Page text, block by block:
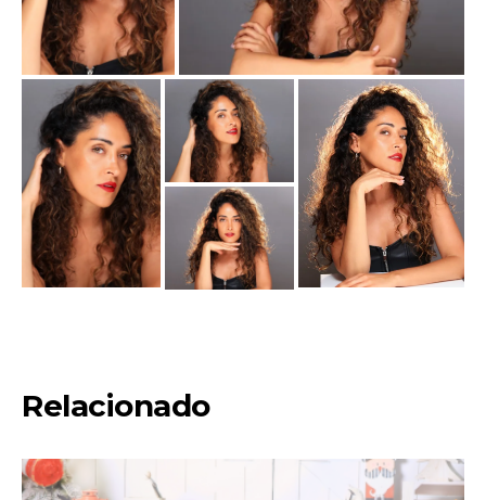
Relacionado